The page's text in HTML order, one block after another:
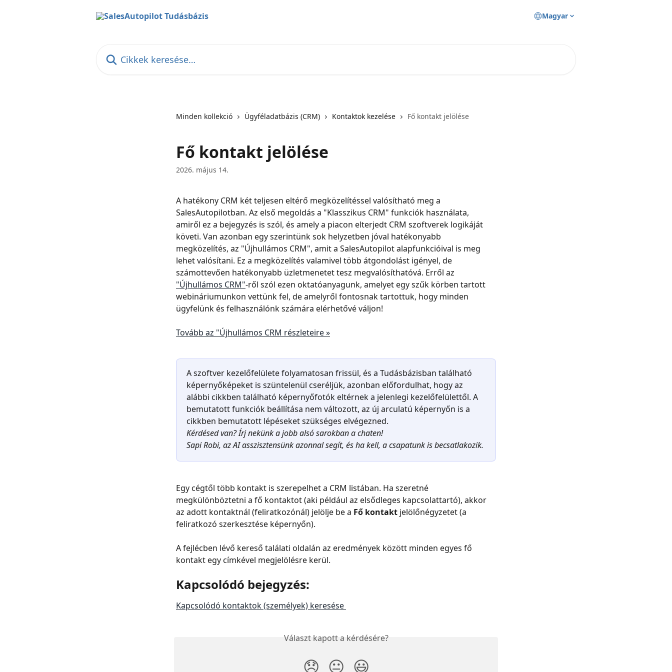
Magyar
Minden kollekció Ügyféladatbázis (CRM) Kontaktok kezelése Fő kontakt jelölése
Fő kontakt jelölése
2026. május 14.
A hatékony CRM két teljesen eltérő megközelítéssel valósítható meg a
SalesAutopilotban. Az első megoldás a "Klasszikus CRM" funkciók használata,
amiről ez a bejegyzés is szól, és amely a piacon elterjedt CRM szoftverek logikáját
követi. Van azonban egy szerintünk sok helyzetben jóval hatékonyabb
megközelítés, az "Újhullámos CRM", amit a SalesAutopilot alapfunkcióival is meg
lehet valósítani. Ez a megközelítés valamivel több átgondolást igényel, de
számottevően hatékonyabb üzletmenetet tesz megvalósíthatóvá. Erről az
"Újhullámos CRM"-ről szól ezen oktatóanyagunk, amelyet egy szűk körben tartott
webináriumunkon vettünk fel, de amelyről fontosnak tartottuk, hogy minden
ügyfelünk és felhasználónk számára elérhetővé váljon!
Tovább az "Újhullámos CRM részleteire »
A szoftver kezelőfelülete folyamatosan frissül, és a Tudásbázisban található
képernyőképeket is szüntelenül cseréljük, azonban előfordulhat, hogy az
alábbi cikkben található képernyőfotók eltérnek a jelenlegi kezelőfelülettől. A
bemutatott funkciók beállítása nem változott, az új arculatú képernyőn is a
cikkben bemutatott lépéseket szükséges elvégezned.
Kérdésed van? Írj nekünk a jobb alsó sarokban a chaten!
Sapi Robi, az AI asszisztensünk azonnal segít, és ha kell, a csapatunk is becsatlakozik.
Egy cégtől több kontakt is szerepelhet a CRM listában. Ha szeretné
megkülönböztetni a fő kontaktot (aki például az elsődleges kapcsolattartó), akkor
az adott kontaktnál (feliratkozónál) jelölje be a Fő kontakt jelölőnégyzetet (a
feliratkozó szerkesztése képernyőn).
A fejlécben lévő kereső találati oldalán az eredmények között minden egyes fő
kontakt egy címkével megjelölésre kerül.
Kapcsolódó bejegyzés:
Kapcsolódó kontaktok (személyek) keresése
Választ kapott a kérdésére?
😞 😐 😃